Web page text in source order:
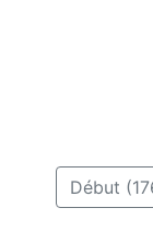
Début